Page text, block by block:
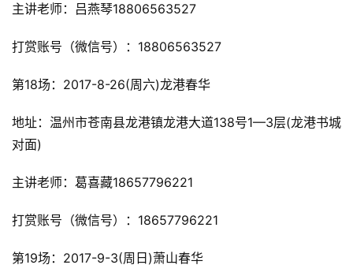
主讲老师：吕燕琴18806563527
打赏账号（微信号）：18806563527
第18场：2017-8-26(周六)龙港春华
地址：温州市苍南县龙港镇龙港大道138号1—3层(龙港书城
对面)
主讲老师：葛喜藏18657796221
打赏账号（微信号）：18657796221
第19场：2017-9-3(周日)萧山春华